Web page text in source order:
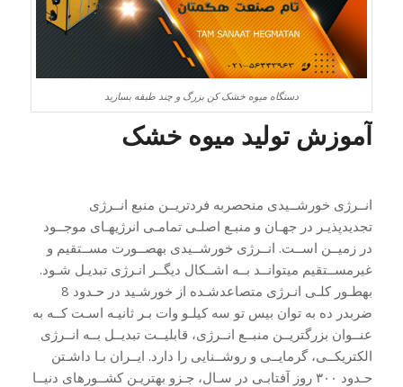
دستگاه میوه خشک کن بزرگ و چند طبقه بسازید
آموزش تولید میوه خشک
انــرژی خورشــیدی منحصربه فردتریــن منبع انــرژی
تجدیدپذیـر در جهـان و منبـع اصلـی تمامـی انرژیهـای موجــود
در زمیــن اســت. انــرژی خورشــیدی بهصــورت مســتقیم و
غیرمســتقیم میتوانــد بــه اشــکال دیگــر انـرژی تبدیـل شـود.
بهطـور کلـی انـرژی متصاعدشـده از خورشـید در حـدود 8
ضربدر ده به توان بیس تو سه کیلـو وات بـر ثانیـه اسـت کــه به
عنــوان بزرگتریــن منبــع انــرژی، قابلیــت تبدیــل بــه انــرژی
الکتریکــی، گرمایــی و روشــنایی را دارد. ایــران بـا داشـتن
حـدود ۳۰۰ روز آفتابـی در سـال، جـزو بهتریـن کشــورهای دنیــا